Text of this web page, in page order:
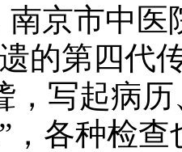
南京市中医
的第四代
，写起病
，各种检